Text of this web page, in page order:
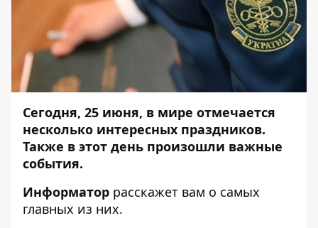
Сегодня, 25 июня, в мире отмечается
несколько интересных праздников.
Также в этот день произошли важные
события.
Информатор расскажет вам о самых
главных из них.